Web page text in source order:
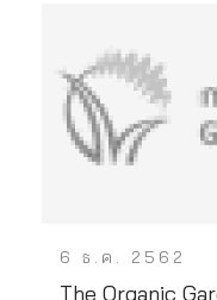
6 ธ.ค. 2562
The Organic